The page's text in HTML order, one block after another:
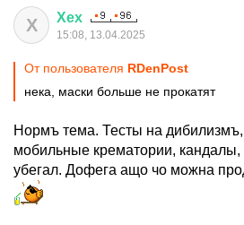
Х Хех
15:08, 13.04.2025
От пользователя RDenPost
нека, маски больше не прокатят
Нормъ тема. Тесты на дибилизмъ,
мобильные крематории,
убегал. Дофега ащо чо можна